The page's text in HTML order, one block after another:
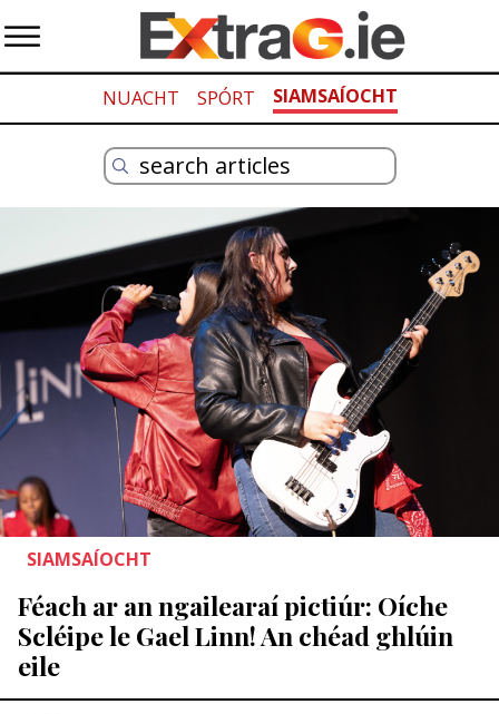
NUACHT SPÓRT SIAMSAÍOCHT
SIAMSAÍOCHT
Féach ar an ngailearaí pictiúr: Oíche
Scléipe le Gael Linn! An chéad ghlúin
eile